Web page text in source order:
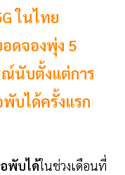
ในไทย
ดจองพุ่ง 5
ณ์นับตั้งแต่การ
บได้ครั้งแรก
พับได้ในช่วงเดือนที่